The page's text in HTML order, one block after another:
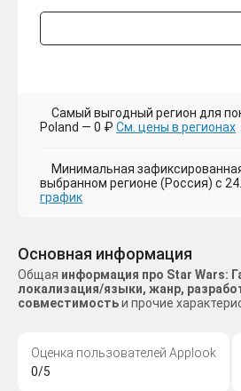
Самый выгодный регион для
Poland — 0 ₽ См. цены в регионах
Минимальная
выбранном регионе (Россия) с
график
Основная информация
Общая информация про Star Wars:
локализация/языки, жанр,
совместимостьи прочие
Оценка пользователей Applook
0/5